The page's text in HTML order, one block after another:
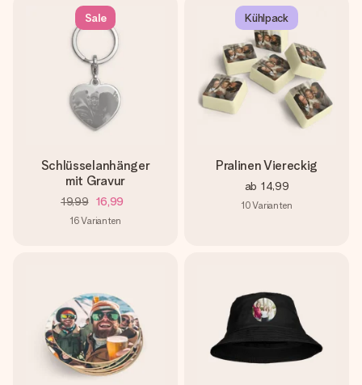
Sale
Schlüsselanhänger
mit Gravur
19,99 16,99
16Varianten
Kühlpack
Pralinen Viereckig
ab 14,99
10Varianten